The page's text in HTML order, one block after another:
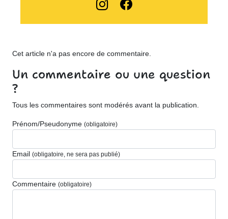
Cet article n'a pas encore de commentaire.
Un commentaire ou une question
?
Tous les commentaires sont modérés avant la publication.
Prénom/Pseudonyme (obligatoire)
Email (obligatoire, ne sera pas publié)
Commentaire (obligatoire)